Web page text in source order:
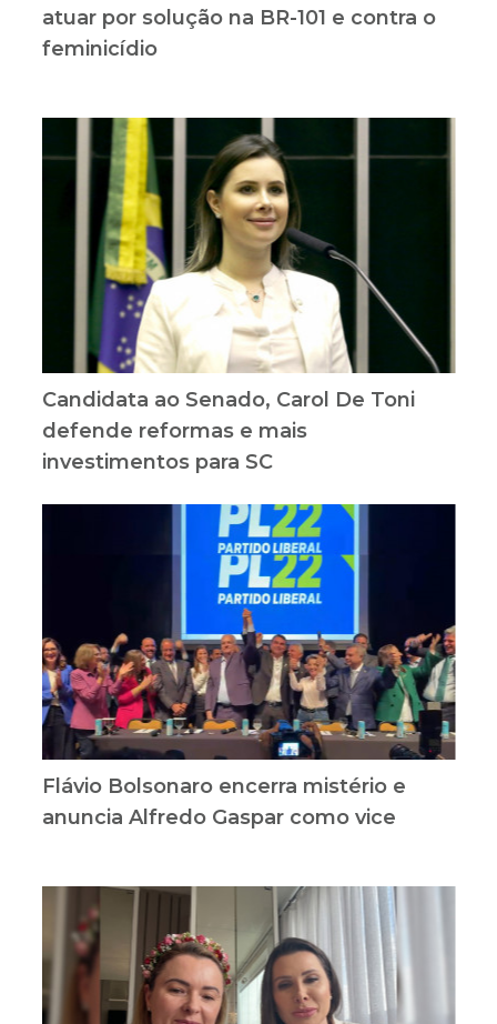
atuar por solução na BR-101 e contra o
feminicídio
Candidata ao Senado, Carol De Toni
defende reformas e mais
investimentos para SC
Flávio Bolsonaro encerra mistério e
anuncia Alfredo Gaspar como vice